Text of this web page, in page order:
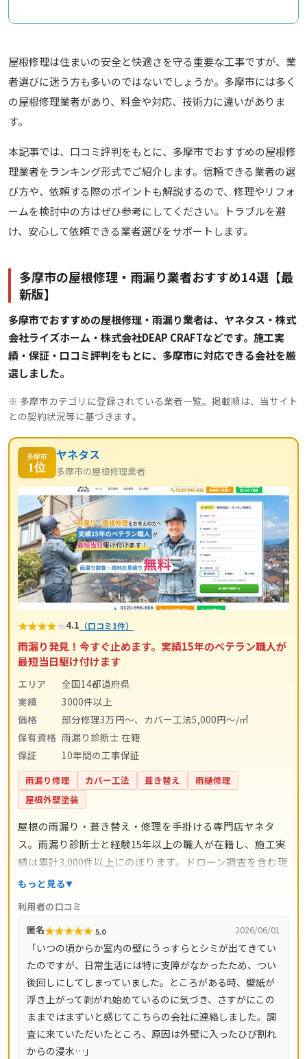
屋根修理は住まいの安全と快適さを守る重要な工事ですが、業
者選びに迷う方も多いのではないでしょうか。多摩市には多く
の屋根修理業者があり、料金や対応、技術力に違いがありま
す。
本記事では、口コミ評判をもとに、多摩市でおすすめの屋根修
理業者をランキング形式でご紹介します。信頼できる業者の選
び方や、依頼する際のポイントも解説するので、修理やリフォ
ームを検討中の方はぜひ参考にしてください。トラブルを避
け、安心して依頼できる業者選びをサポートします。
多摩市の屋根修理・雨漏り業者おすすめ14選【最
新版】
多摩市でおすすめの屋根修理・雨漏り業者は、ヤネタス・株式
会社ライズホーム・株式会社DEAP CRAFTなどです。施工実
績・保証・口コミ評判をもとに、多摩市に対応できる会社を厳
選しました。
※ 多摩市カテゴリに登録されている業者一覧。掲載順は、当サイト
との契約状況等に基づきます。
多摩市
1位
ヤネタス
多摩市の屋根修理業者
★★★★★4.1 （口コミ1件）
雨漏り発見！今すぐ止めます。実績15年のベテラン職人が
最短当日駆け付けます
エリア
全国14都道府県
実績
3000件以上
価格
部分修理3万円～、カバー工法5,000円～/㎡
保有資格 雨漏り診断士 在籍
保証
10年間の工事保証
雨漏り修理 カバー工法 葺き替え
雨樋修理
屋根外壁塗装
屋根の雨漏り・葺き替え・修理を手掛ける専門店ヤネタ
ス。雨漏り診断士と経験15年以上の職人が在籍し、施工実
績は累計3,000件以上にのぼります。ドローン調査を含む現
地調査・お見積り・出張費は無料。瓦ずれ直し1,500円〜/
㎡と料金の目安が明確で、自社職人の直接施工により中間
マージンがかかりません。施工後は10年間の工事保証付
き。東京都・神奈川県・埼玉県・千葉県・茨城県・栃木
県・群馬県など全国14都道府県に対応し、LINE・メールは
24時間受付、最短当日にお伺いします。
もっと見る
利用者の口コミ
匿名★★★★★ 5.0 2026/06/01
「いつの頃からか室内の壁にうっすらとシミが出てきてい
たのですが、日常生活には特に支障がなかったため、つい
後回しにしてしまっていました。ところがある時、壁紙が
浮き上がって剥がれ始めているのに気づき、さすがにこの
ままではまずいと感じてこちらの会社に連絡しました。調
査に来ていただいたところ、原因は外壁に入ったひび割れ
からの浸水…」